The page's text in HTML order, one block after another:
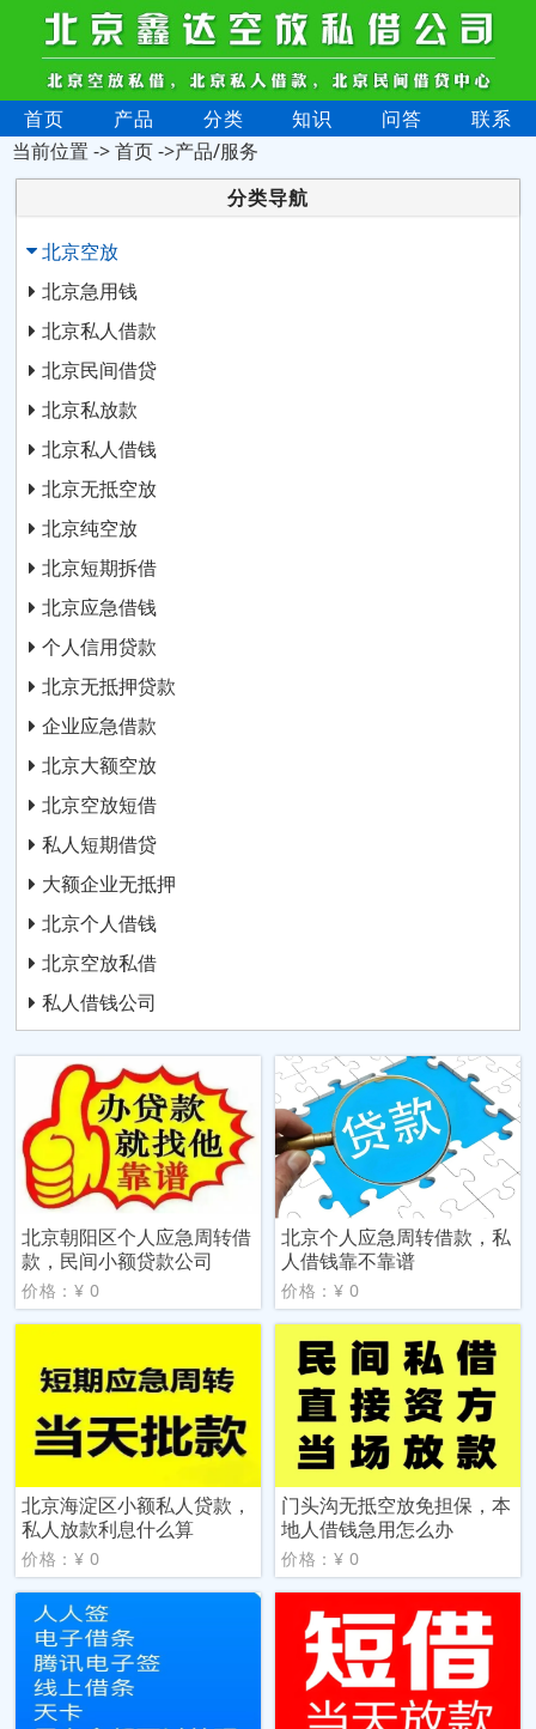
首页 产品 分类 知识 问答
联系
当前位置 ->首页->产品/服务
分类导航
北京空放
北京急用钱
北京私人借款
北京民间借贷
北京私放款
北京私人借钱
北京无抵空放
北京纯空放
北京短期拆借
北京应急借钱
个人信用贷款
北京无抵押贷款
企业应急借款
北京大额空放
北京空放短借
私人短期借贷
大额企业无抵押
北京个人借钱
北京空放私借
私人借钱公司
北京朝阳区个人应急周转借
款，民间小额贷款公司
价格：¥ 0
北京个人应急周转借款，私
人借钱靠不靠谱
价格：¥ 0
北京海淀区小额私人贷款，
私人放款利息什么算
价格：¥ 0
门头沟无抵空放免担保，本
地人借钱急用怎么办
价格：¥ 0